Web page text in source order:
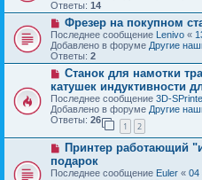
б
щ
е
н
и
е
е
с
о
о
б
щ
е
н
и
е
Ответы: 14
Н
о
в
о
е
с
о
о
б
щ
е
н
е
Фрезер на покупном
Последнее сообщение Lenivo «
Добавлено в форуме Другие
Ответы: 2
Н
в
о
е
с
о
щ
е
Станок для намотки
катушек индуктивности
Последнее сообщение 3D-
Добавлено в форуме Другие
Ответы: 26
1 2
Н
в
о
Принтер работающий
подарок
Последнее сообщение Euler « 04